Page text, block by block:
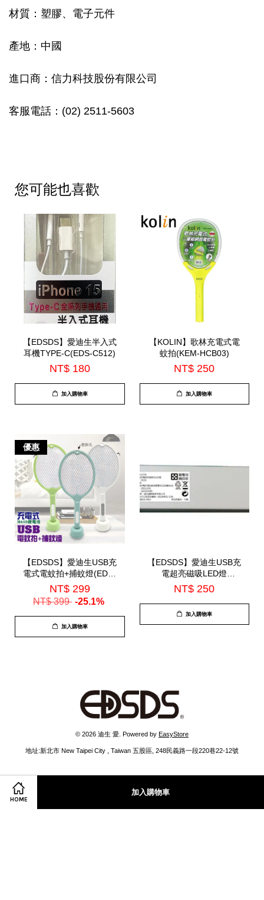
HOME
加入購物車
材質：塑膠、電子元件
產地：中國
進口商：信力科技股份有限公司
客服電話：(02) 2511-5603
您可能也喜歡
【EDSDS】愛迪生半入式
耳機TYPE-C(EDS-C512)
NT$ 180
加入購物車
【KOLIN】歌林充電式電
蚊拍(KEM-HCB03)
NT$ 250
加入購物車
優惠
【EDSDS】愛迪生USB充
電式電蚊拍+捕蚊燈(EDS-
P5693)
NT$ 299
NT$ 399 -25.1%
加入購物車
【EDSDS】愛迪生USB充
電超亮磁吸LED燈
32CM(EDS-G778)
NT$ 250
加入購物車
© 2026 迪生 愛. Powered by EasyStore
地址:新北市 New Taipei City , Taiwan 五股區, 248民義路一段220巷22-12號
Facebook Instagram